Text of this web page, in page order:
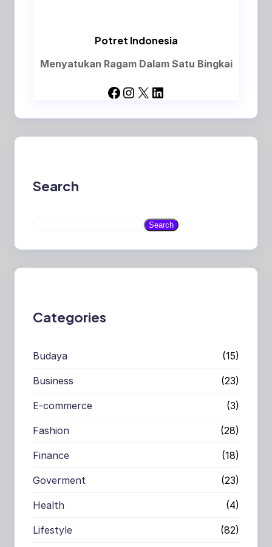
Potret Indonesia
Menyatukan Ragam Dalam Satu Bingkai
Facebook Instagram X LinkedIn
Search
a
Search
Categories
Budaya (15)
Business (23)
E-commerce (3)
Fashion (28)
Finance (18)
Goverment (23)
Health (4)
Lifestyle (82)